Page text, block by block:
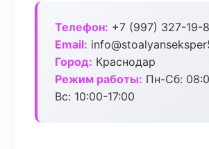
Телефон: +7 (997) 327-19-
Email:
Город: Краснодар
Режим работы: Пн-Сб:
Вс: 10:00-17:00